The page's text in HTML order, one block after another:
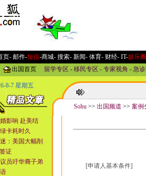
页- 邮件-短信-商城- 搜索-新闻- 体育-财经- IT-娱乐圈
出国首页
留学专区- 移民专区- 专家视角 - 急
8-7 星期五
影响 赴美结
卡耗时久
：美国大幅削
证
员吁华裔子弟
Sohu >> 出国频道 >> 案例
[申请人基本条件]